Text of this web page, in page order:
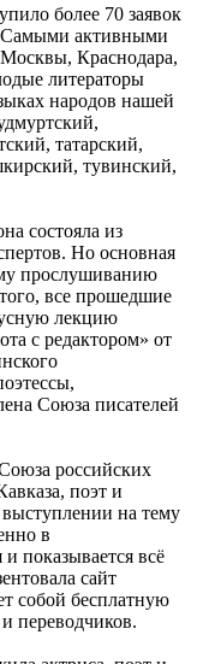
более 70 заявок
Самыми активными
Москвы, Краснодара,
литераторы
народов нашей
татарский,
тувинский,
состояла из
Но основная
прослушиванию
все прошедшие
лекцию
с редактором» от
Союза писателей
российских
поэт и
на тему
в
и показывается всё
сайт
собой бесплатную
переводчиков.